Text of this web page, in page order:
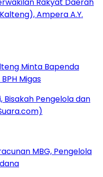
Minta Bapenda
Migas
MBG, Pengelola